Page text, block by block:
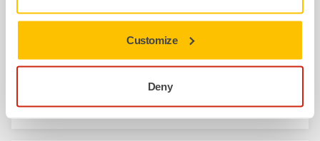
Customize
Deny
İlgili ürünler
AKSESUARLAR
Mirka Multi-Purpose Belt
Kullanımı kolay, iki cepli esnek kemer.